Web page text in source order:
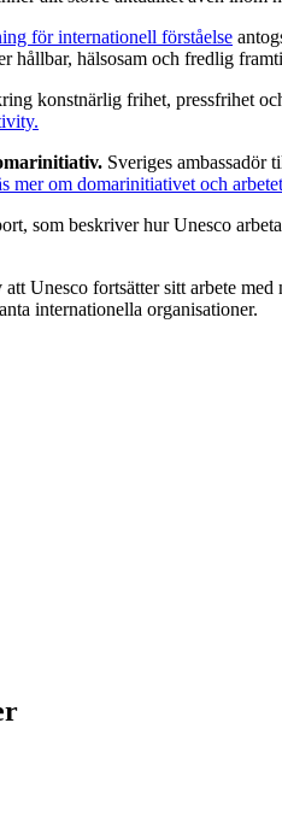
för internationell förståelse
hållbar, hälsosam och fredlig
konstnärlig frihet, pressfrihet
Sveriges ambassadör
mer om domarinitiativet och
som beskriver hur Unesco
Unesco fortsätter sitt arbete
internationella organisationer.